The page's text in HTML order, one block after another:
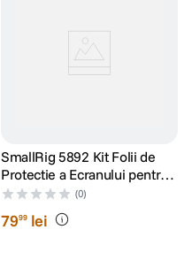
SmallRig 5892 Kit Folii de
Protectie a Ecranului pentru
DJI Osmo Action 6
(0)
7999 lei